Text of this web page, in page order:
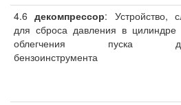
4.6декомпрессор: Устройство,
для сброса давления в
облегчения пуска
бензоинструмента